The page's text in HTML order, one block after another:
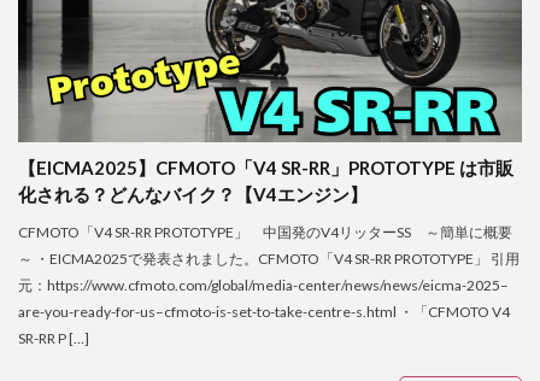
【EICMA2025】CFMOTO「V4 SR-RR」PROTOTYPE は市販
化される？どんなバイク？【V4エンジン】
CFMOTO「V4 SR-RR PROTOTYPE」 中国発のV4リッターSS ～簡単に概要
～ ・EICMA2025で発表されました。CFMOTO「V4 SR-RR PROTOTYPE」 引用
元：https://www.cfmoto.com/global/media-center/news/news/eicma-2025–
are-you-ready-for-us–cfmoto-is-set-to-take-centre-s.html ・「CFMOTO V4
SR-RR P […]